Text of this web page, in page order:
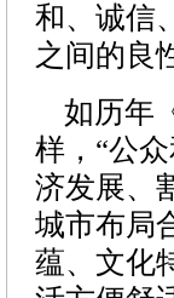
和、诚信
之间的良
如历年
样，“公
济发展、
城市布局
蕴、文化